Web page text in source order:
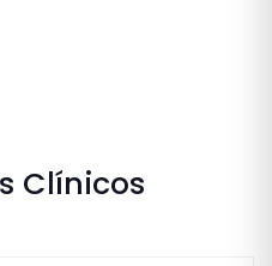
Clínicos